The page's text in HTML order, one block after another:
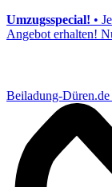
Umzugsspecial! •
Angebot erhalten!
Beiladung-Düren.de